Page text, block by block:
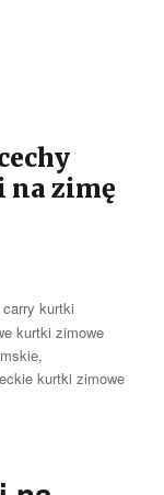
na zimę
Tagi
carry kurtki
kurtki zimowe
,
kurtki zimowe